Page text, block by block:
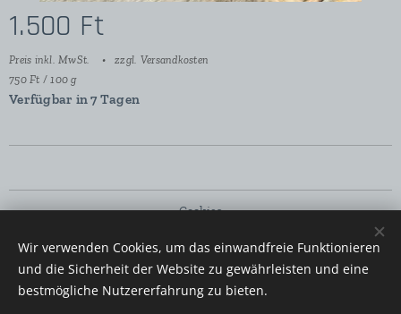
1.500 Ft
Preis inkl. MwSt.
zzgl. Versandkosten
750 Ft / 100 g
Verfügbar in 7 Tagen
Cookies
Sprachen
Magyar
Deutsch
Wir verwenden Cookies, um das einwandfreie Funktionieren
und die Sicherheit der Website zu gewährleisten und eine
bestmögliche Nutzererfahrung zu bieten.